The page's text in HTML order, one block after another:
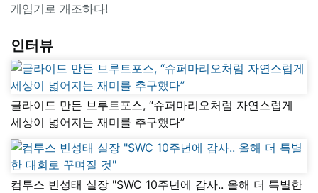
게임기로 개조하다!
인터뷰
글라이드 만든 브루트포스, “슈퍼마리오처럼 자연스럽게
세상이 넓어지는 재미를 추구했다”
컴투스 빈성태 실장 "SWC 10주년에 감사.. 올해 더 특별한